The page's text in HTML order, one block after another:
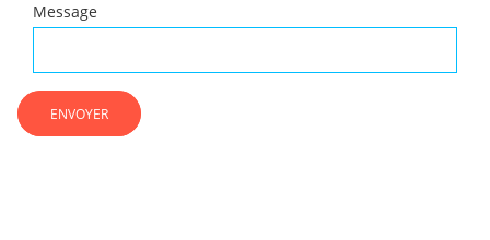
Message
ENVOYER